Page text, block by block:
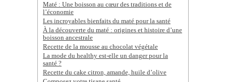
Maté : Une boisson au cœur des traditions et de
l’économie
Les incroyables bienfaits du maté pour la santé
À la découverte du maté : origines et histoire d’une
boisson ancestrale
Recette de la mousse au chocolat végétale
La mode du healthy est-elle un danger pour la
santé ?
Recette du cake citron, amande, huile d’olive